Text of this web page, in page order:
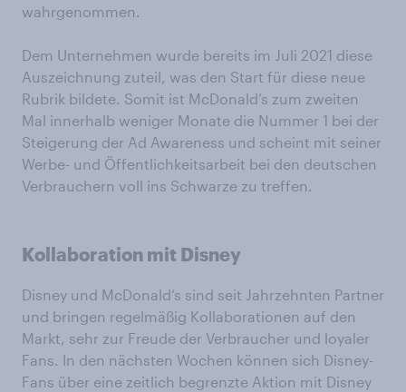
wahrgenommen.
Dem Unternehmen wurde bereits im Juli 2021 diese
Auszeichnung zuteil, was den Start für diese neue
Rubrik bildete. Somit ist McDonald’s zum zweiten
Mal innerhalb weniger Monate die Nummer 1 bei der
Steigerung der Ad Awareness und scheint mit seiner
Werbe- und Öffentlichkeitsarbeit bei den deutschen
Verbrauchern voll ins Schwarze zu treffen.
Kollaboration mit Disney
Disney und McDonald‘s sind seit Jahrzehnten Partner
und bringen regelmäßig Kollaborationen auf den
Markt, sehr zur Freude der Verbraucher und loyaler
Fans. In den nächsten Wochen können sich Disney-
Fans über eine zeitlich begrenzte Aktion mit Disney